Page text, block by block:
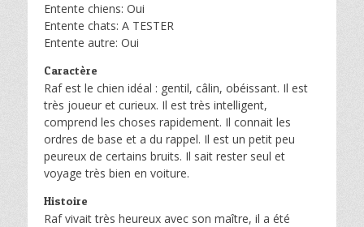
Entente chiens: Oui
Entente chats: A TESTER
Entente autre: Oui
Caractère
Raf est le chien idéal : gentil, câlin, obéissant. Il est
très joueur et curieux. Il est très intelligent,
comprend les choses rapidement. Il connait les
ordres de base et a du rappel. Il est un petit peu
peureux de certains bruits. Il sait rester seul et
voyage très bien en voiture.
Histoire
Raf vivait très heureux avec son maître, il a été